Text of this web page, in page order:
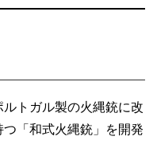
トガル製の火縄銃に改
「和式火縄銃」を開発